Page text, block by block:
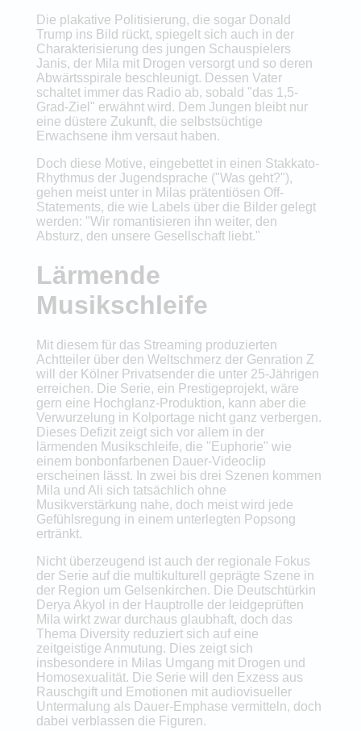
Die plakative Politisierung, die sogar Donald
Trump ins Bild rückt, spiegelt sich auch in der
Charakterisierung des jungen Schauspielers
Janis, der Mila mit Drogen versorgt und so deren
Abwärtsspirale beschleunigt. Dessen Vater
schaltet immer das Radio ab, sobald "das 1,5-
Grad-Ziel" erwähnt wird. Dem Jungen bleibt nur
eine düstere Zukunft, die selbstsüchtige
Erwachsene ihm versaut haben.
Doch diese Motive, eingebettet in einen Stakkato-
Rhythmus der Jugendsprache ("Was geht?"),
gehen meist unter in Milas prätentiösen Off-
Statements, die wie Labels über die Bilder gelegt
werden: "Wir romantisieren ihn weiter, den
Absturz, den unsere Gesellschaft liebt."
Lärmende
Musikschleife
Mit diesem für das Streaming produzierten
Achtteiler über den Weltschmerz der Genration Z
will der Kölner Privatsender die unter 25-Jährigen
erreichen. Die Serie, ein Prestigeprojekt, wäre
gern eine Hochglanz-Produktion, kann aber die
Verwurzelung in Kolportage nicht ganz verbergen.
Dieses Defizit zeigt sich vor allem in der
lärmenden Musikschleife, die "Euphorie" wie
einem bonbonfarbenen Dauer-Videoclip
erscheinen lässt. In zwei bis drei Szenen kommen
Mila und Ali sich tatsächlich ohne
Musikverstärkung nahe, doch meist wird jede
Gefühlsregung in einem unterlegten Popsong
ertränkt.
Nicht überzeugend ist auch der regionale Fokus
der Serie auf die multikulturell geprägte Szene in
der Region um Gelsenkirchen. Die Deutschtürkin
Derya Akyol in der Hauptrolle der leidgeprüften
Mila wirkt zwar durchaus glaubhaft, doch das
Thema Diversity reduziert sich auf eine
zeitgeistige Anmutung. Dies zeigt sich
insbesondere in Milas Umgang mit Drogen und
Homosexualität. Die Serie will den Exzess aus
Rauschgift und Emotionen mit audiovisueller
Untermalung als Dauer-Emphase vermitteln, doch
dabei verblassen die Figuren.